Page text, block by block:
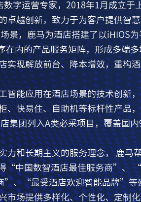
数字运营专家，2018年1月成立于
卓越创新，致力于为客户提供智
景，鹿马为酒店搭建了以iHIOS
在内的产品服务矩阵，形成多端
实现解放前台、降本增效，重构
智能应用在酒店场景的技术创新
、快易住、自助机等标杆性产品
集团列入A类必采项目，覆盖国
力和长期主义的服务理念， 鹿马
“中国数智酒店最佳服务商”、
”、“最受酒店欢迎智能品牌”等
市场提供多样化、个性化、定制